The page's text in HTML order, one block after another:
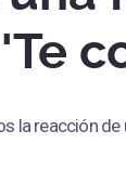
la reacción de